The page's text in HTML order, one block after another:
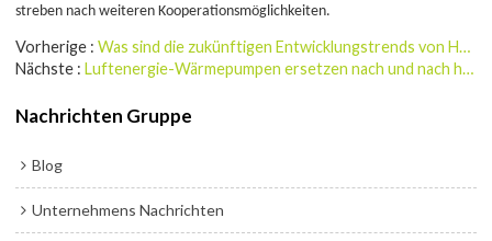
streben nach weiteren Kooperationsmöglichkeiten.
Vorherige
Was sind die zukünftigen Entwicklungstrends von Heizungswärmepumpen für den privaten und gewerblichen Bereich?
Nächste
Luftenergie-Wärmepumpen ersetzen nach und nach herkömmliche Klimaanlagen und Heizsysteme
Nachrichten Gruppe
Blog
Unternehmens Nachrichten